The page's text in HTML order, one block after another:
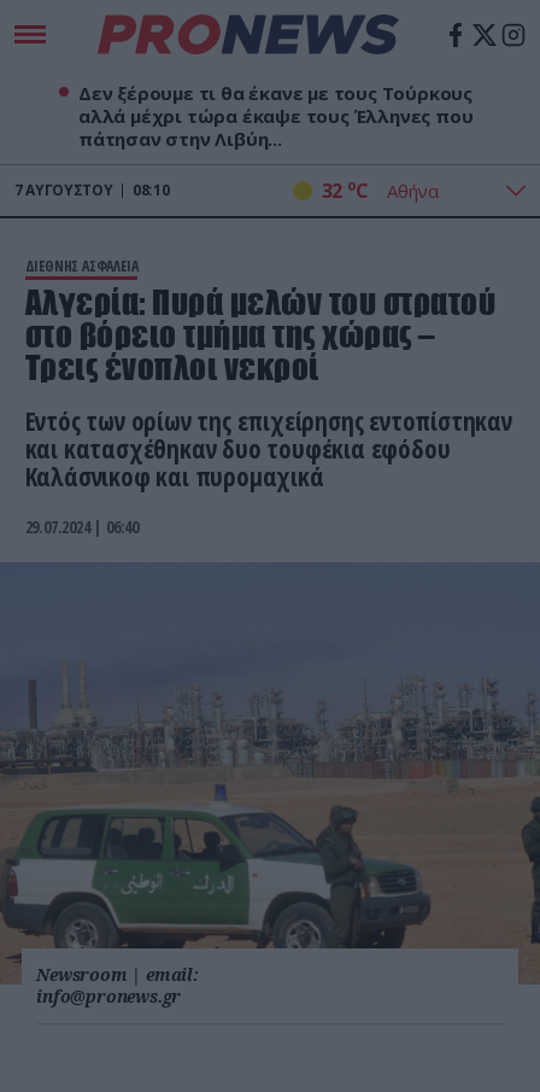
Δεν ξέρουμε τι θα έκανε με τους Τούρκους
αλλά μέχρι τώρα έκαψε τους Έλληνες που
πάτησαν στην Λιβύη...
7ΑΥΓΟΎΣΤΟΥ 08:10 32 oC
ΔΙΕΘΝΗΣ ΑΣΦΑΛΕΙΑ
Αλγερία: Πυρά μελών του στρατού
στο βόρειο τμήμα της χώρας –
Τρεις ένοπλοι νεκροί
Εντός των ορίων της επιχείρησης εντοπίστηκαν
και κατασχέθηκαν δυο τουφέκια εφόδου
Καλάσνικοφ και πυρομαχικά
29.07.2024 | 06:40
Newsroom | email:
info@pronews.gr